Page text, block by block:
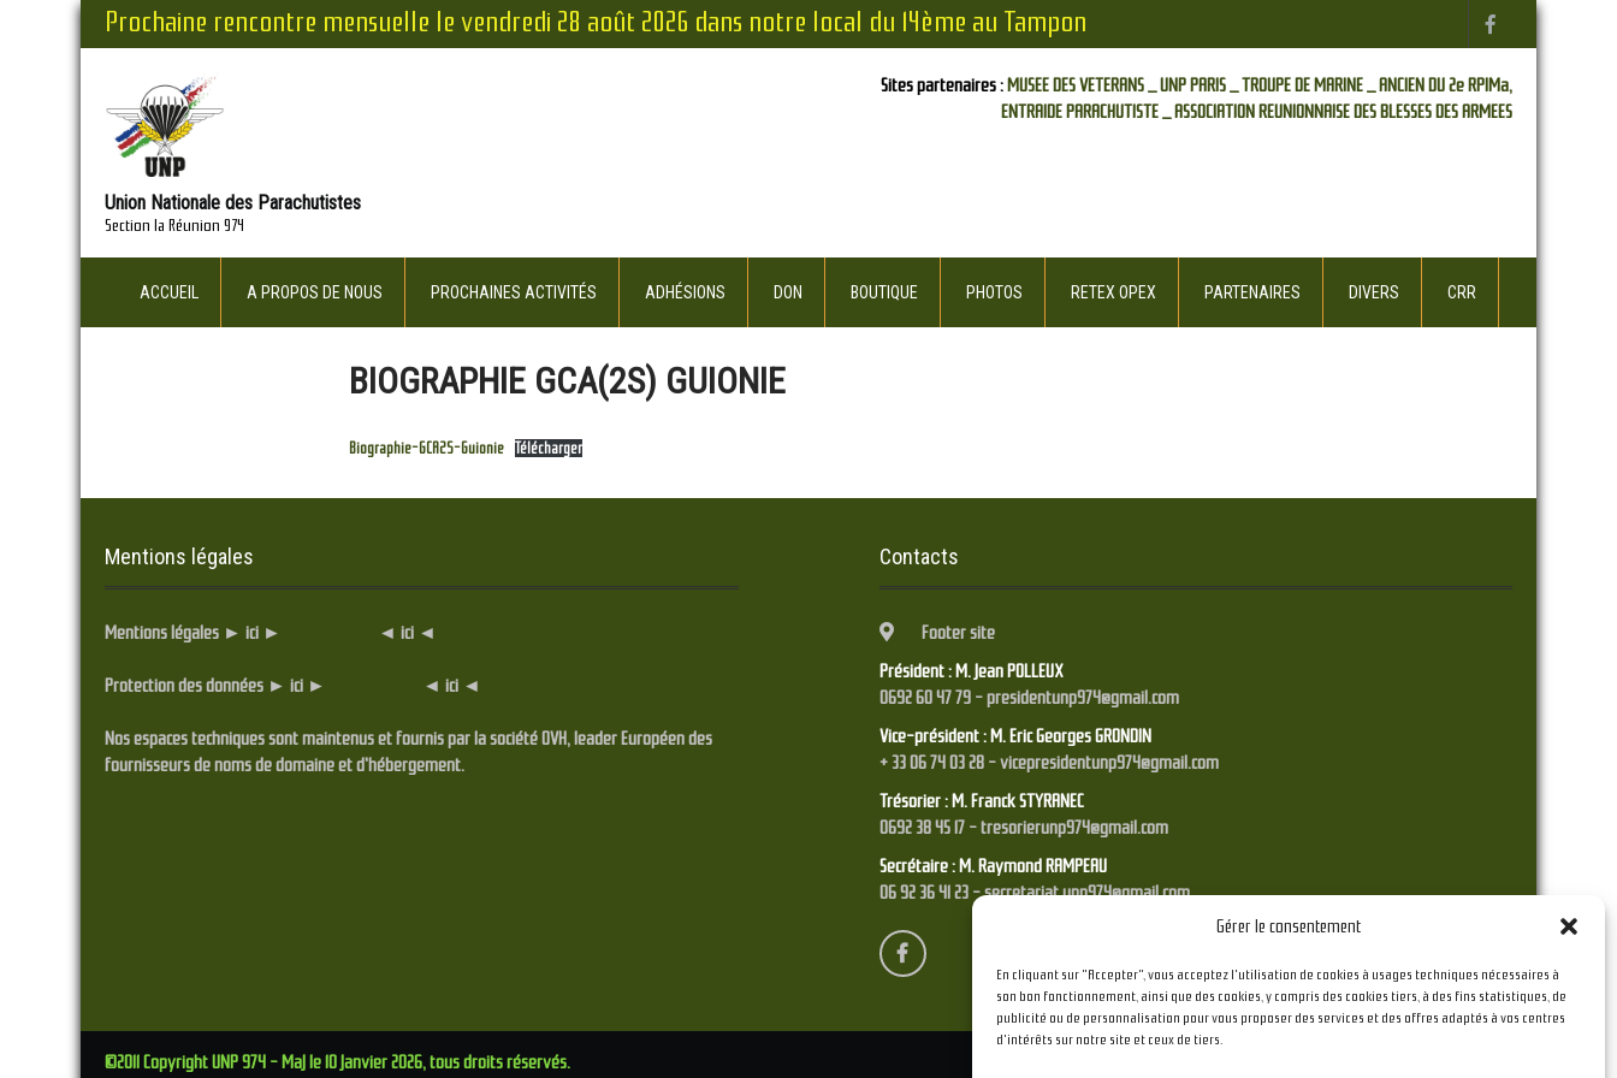
Gérer le consentement
En cliquant sur "Accepter", vous acceptez l'utilisation de cookies à usages techniques nécessaires à
son bon fonctionnement, ainsi que des cookies, y compris des cookies tiers, à des fins statistiques, de
publicité ou de personnalisation pour vous proposer des services et des offres adaptés à vos centres
d'intérêts sur notre site et ceux de tiers.
Prochaine rencontre mensuelle le vendredi 28 août 2026 dans notre local du 14ème au Tampon
Union Nationale des Parachutistes
Section la Réunion 974
Sites partenaires :MUSEE DES VETERANS _UNP PARIS _TROUPE DE MARINE _ANCIEN DU 2e RPIMa,
ENTRAIDE PARACHUTISTE _ASSOCIATION REUNIONNAISE DES BLESSES DES ARMEES
ACCUEIL A PROPOS DE NOUS PROCHAINES ACTIVITÉS ADHÉSIONS DON BOUTIQUE PHOTOS RETEX OPEX PARTENAIRES DIVERS CRR
BIOGRAPHIE GCA(2S) GUIONIE
Biographie-GCA2S-Guionie Télécharger
Mentions légales
Mentions légales ► ici ► ◄ ici ◄
Protection des données ► ici ► ◄ ici ◄
Nos espaces techniques sont maintenus et fournis par la société OVH, leader Européen des
fournisseurs de noms de domaine et d'hébergement.
Contacts
Footer site
Président : M. Jean POLLEUX
0692 60 47 79 - presidentunp974@gmail.com
Vice-président : M. Eric Georges GRONDIN
+ 33 06 74 03 28 - vicepresidentunp974@gmail.com
Trésorier : M. Franck STYRANEC
0692 38 45 17 - tresorierunp974@gmail.com
Secrétaire : M. Raymond RAMPEAU
06 92 36 41 23 - secretariat.unp974@gmail.com
©2011 Copyright UNP 974 - MaJ le 10 Janvier 2026, tous droits réservés.